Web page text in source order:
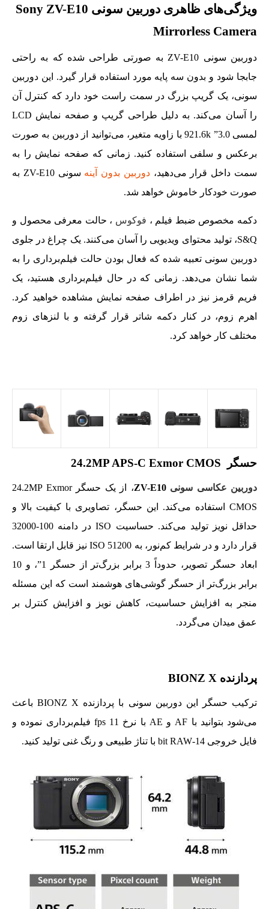
ویژگی‌های ظاهری دوربین سونی Sony ZV-E10
Mirrorless Camera
دوربین سونی ZV-E10 به صورتی طراحی شده که به راحتی
جابجا شود و بدون سه پایه مورد استفاده قرار گیرد. این دوربین
سونی، یک گریپ بزرگ در سمت راست خود دارد که کنترل آن
را آسان می‌کند. به دلیل طراحی گریپ و صفحه نمایش LCD
لمسی 3.0” 921.6k با زاویه متغیر، می‌توانید از دوربین به صورت
برعکس و سلفی استفاده کنید. زمانی که صفحه نمایش را به
سمت داخل قرار می‌دهید،دوربین بدون آینه
سونی ZV-E10 به
صورت خودکار خاموش خواهد شد.
دکمه مخصوص ضبط فیلم‌ ، فوکوس ، حالت معرفی محصول و
S&Q، تولید محتوای ویدیویی را آسان می‌کنند. یک چراغ در جلوی
دوربین سونی تعبیه شده که فعال بودن حالت فیلم‌برداری را به
شما نشان می‌دهد. زمانی که در حال فیلم‌برداری هستید، یک
فریم قرمز نیز در اطراف صفحه نمایش مشاهده خواهید کرد.
اهرم زوم، در کنار دکمه شاتر قرار گرفته و با لنزهای زوم
مختلف کار خواهد کرد.
حسگر 24.2MP APS-C Exmor CMOS
دوربین عکاسی سونیZV-E10
، از یک حسگر 24.2MP Exmor
CMOS استفاده می‌کند. این حسگر، تصاویری با کیفیت بالا و
حداقل نویز تولید می‌کند. حساسیت ISO در دامنه 100-32000
قرار دارد و در شرایط کم‌نور، به ISO 51200 نیز قابل ارتقا است.
ابعاد حسگر تصویر، حدوداً 3 برابر بزرگ‌تر از حسگر 1”، و 10
برابر بزرگ‌تر از حسگر گوشی‌های هوشمند است که این مسئله
منجر به افزایش حساسیت، کاهش نویز و افزایش کنترل بر
عمق میدان می‌گردد.
پردازنده BIONZ X
ترکیب حسگر این دوربین سونی با پردازنده BIONZ X باعث
می‌شود بتوانید با AF و AE با نرخ 11 fps فیلم‌برداری نموده و
فایل خروجی 14-bit RAW با تناژ طبیعی و رنگ غنی تولید کنید.